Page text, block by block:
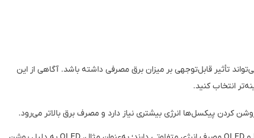
تأثیر قابل‌توجهی بر میزان برق مصرفی داشته باشد. آگاهی از این
انتخاب کنید.
کردن پیکسل‌ها انرژی بیشتری نیاز دارد و مصرف برق بالاتر می‌رود.